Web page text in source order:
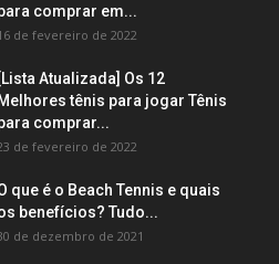
comprar em...
de fevereiro de 2022
[Lista Atualizada] Os 12
Melhores tênis para jogar Tênis
comprar...
de fevereiro de 2022
que é o Beach Tennis e quais
benefícios? Tudo...
de dezembro de 2021